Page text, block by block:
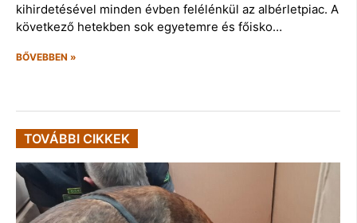
kihirdetésével minden évben felélénkül az albérletpiac. A
következő hetekben sok egyetemre és főisko…
BŐVEBBEN »
TOVÁBBI CIKKEK